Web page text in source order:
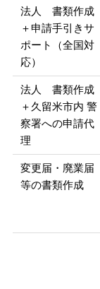
法人 書類作成
＋申請手引きサ
ポート（全国対
応）
法人 書類作成
＋久留米市内 警
察署への申請代
理
変更届・廃業届
等の書類作成